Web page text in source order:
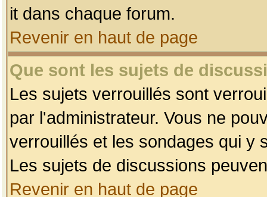
it dans chaque forum.
Revenir en haut de page
Que sont les sujets de
Les sujets verrouillés sont
par l'administrateur. Vous ne
verrouillés et les sondages qui y
Les sujets de discussions
Revenir en haut de page